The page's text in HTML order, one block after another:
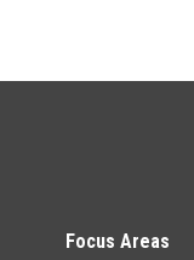
Focus Areas